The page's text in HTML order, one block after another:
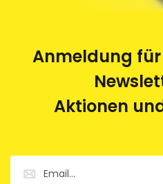
Anmeldung
Aktionen